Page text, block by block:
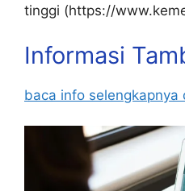
tinggi (https://
Informasi
baca info selengkapnya